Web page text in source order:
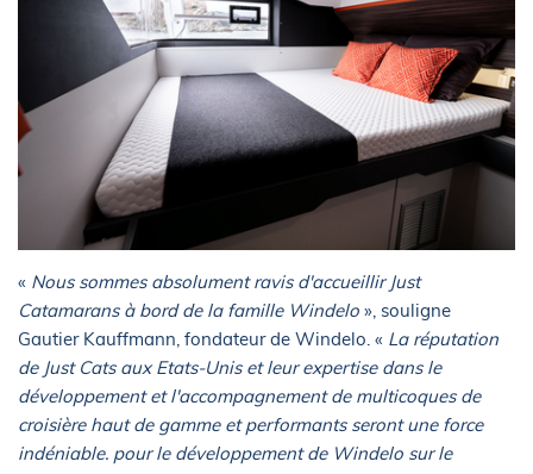
« Nous sommes absolument ravis d'accueillir Just
Catamarans à bord de la famille Windelo », souligne
Gautier Kauffmann, fondateur de Windelo. « La réputation
de Just Cats aux Etats-Unis et leur expertise dans le
développement et l'accompagnement de multicoques de
croisière haut de gamme et performants seront une force
indéniable. pour le développement de Windelo sur le